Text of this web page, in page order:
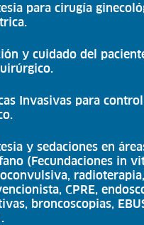
para cirugía
y cuidado del
Invasivas para
y sedaciones en
(Fecundaciones in
CPRE,
broncoscopias,